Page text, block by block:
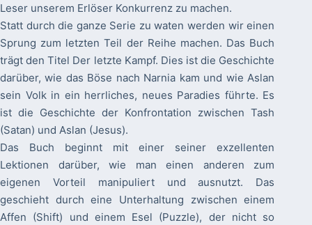
Leser unserem Erlöser Konkurrenz zu machen.
Statt durch die ganze Serie zu waten werden wir einen
Sprung zum letzten Teil der Reihe machen. Das Buch
trägt den Titel Der letzte Kampf. Dies ist die Geschichte
darüber, wie das Böse nach Narnia kam und wie Aslan
sein Volk in ein herrliches, neues Paradies führte. Es
ist die Geschichte der Konfrontation zwischen Tash
(Satan) und Aslan (Jesus).
Das Buch beginnt mit einer seiner exzellenten
Lektionen darüber, wie man einen anderen zum
eigenen Vorteil manipuliert und ausnutzt. Das
geschieht durch eine Unterhaltung zwischen einem
Affen (Shift) und einem Esel (Puzzle), der nicht so